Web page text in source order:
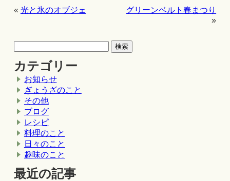
« 光と氷のオブジェ
グリーンベルト春まつり
»
カテゴリー
お知らせ
ぎょうざのこと
その他
ブログ
レシピ
料理のこと
日々のこと
趣味のこと
最近の記事